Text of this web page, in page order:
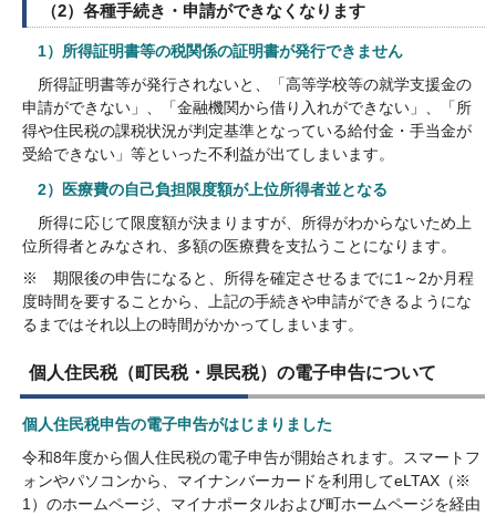
（2）各種手続き・申請ができなくなります
1）所得証明書等の税関係の証明書が発行できません
所得証明書等が発行されないと、「高等学校等の就学支援金の
申請ができない」、「金融機関から借り入れができない」、「所
得や住民税の課税状況が判定基準となっている給付金・手当金が
受給できない」等といった不利益が出てしまいます。
2）医療費の自己負担限度額が上位所得者並となる
所得に応じて限度額が決まりますが、所得がわからないため上
位所得者とみなされ、多額の医療費を支払うことになります。
※ 期限後の申告になると、所得を確定させるまでに1～2か月程
度時間を要することから、上記の手続きや申請ができるようにな
るまではそれ以上の時間がかかってしまいます。
個人住民税（町民税・県民税）の電子申告について
個人住民税申告の電子申告がはじまりました
令和8年度から個人住民税の電子申告が開始されます。スマートフ
ォンやパソコンから、マイナンバーカードを利用してeLTAX（※
1）のホームページ、マイナポータルおよび町ホームページを経由